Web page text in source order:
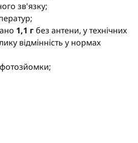
зв'язку;
1,1 гбез антени, у технічних
відмінність у нормах